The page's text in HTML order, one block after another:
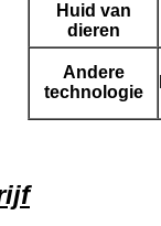
Huid van
dieren
Andere
technologie